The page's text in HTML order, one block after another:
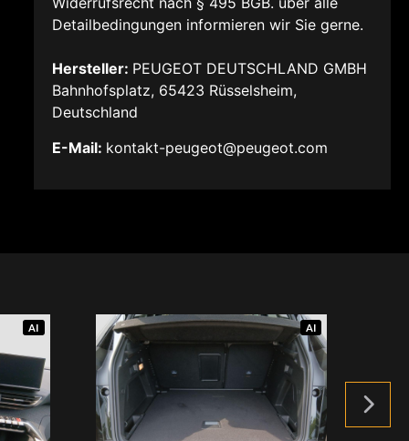
Detailbedingungen informieren wir Sie gerne.
Hersteller: PEUGEOT DEUTSCHLAND GMBH
Bahnhofsplatz, 65423 Rüsselsheim,
Deutschland
E-Mail: kontakt-peugeot@peugeot.com
AI AI